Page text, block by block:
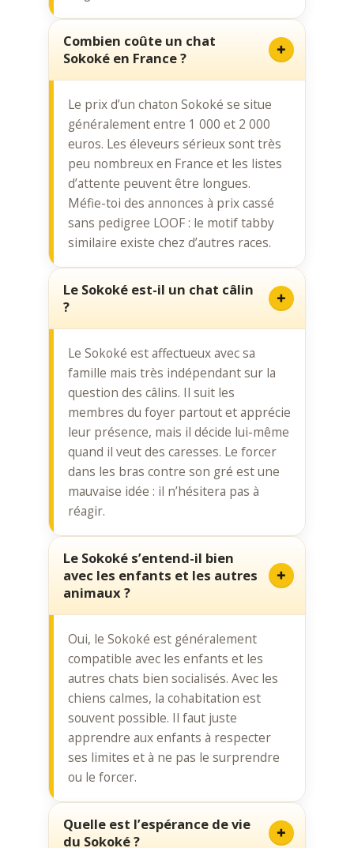
Combien coûte un chat
Sokoké en France ?
Le prix d’un chaton Sokoké se situe
généralement entre 1 000 et 2 000
euros. Les éleveurs sérieux sont très
peu nombreux en France et les listes
d’attente peuvent être longues.
Méfie-toi des annonces à prix cassé
sans pedigree LOOF : le motif tabby
similaire existe chez d’autres races.
Le Sokoké est-il un chat câlin
?
Le Sokoké est affectueux avec sa
famille mais très indépendant sur la
question des câlins. Il suit les
membres du foyer partout et apprécie
leur présence, mais il décide lui-même
quand il veut des caresses. Le forcer
dans les bras contre son gré est une
mauvaise idée : il n’hésitera pas à
réagir.
Le Sokoké s’entend-il bien
avec les enfants et les autres
animaux ?
Oui, le Sokoké est généralement
compatible avec les enfants et les
autres chats bien socialisés. Avec les
chiens calmes, la cohabitation est
souvent possible. Il faut juste
apprendre aux enfants à respecter
ses limites et à ne pas le surprendre
ou le forcer.
Quelle est l’espérance de vie
du Sokoké ?